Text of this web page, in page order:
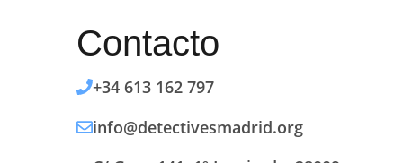
Contacto
+34 613 162 797
info@detectivesmadrid.org